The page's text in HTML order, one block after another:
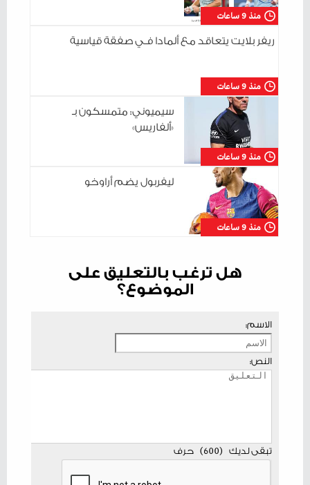
منذ 9 ساعات
منذ 9 ساعات
ريفر بلايت يتعاقد مع ألمادا فـي صفقة قياسية
منذ 9 ساعات
سيميوني: متمسكون بـ
«ألفاريس»
منذ 9 ساعات
ليفربول يضم أراوخو
هل ترغب بالتعليق على
الموضوع؟
الاسم:
النص:
تبقى لديك (
600
) حرف